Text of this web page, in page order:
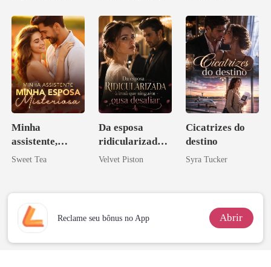
Minha
assistente,
minha esposa
Sweet Tea
Da esposa
ridicularizada à
irmã que
Velvet Piston
Cicatrizes do
destino
Syra Tucker
Reclame seu bônus no App Abrir